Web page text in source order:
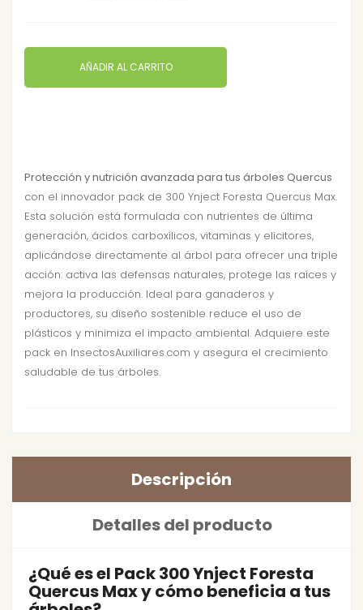
AÑADIR AL CARRITO
Protección y nutrición avanzada para tus árboles Quercus
con el innovador pack de 300 Ynject Foresta Quercus Max.
Esta solución está formulada con nutrientes de última
generación, ácidos carboxílicos, vitaminas y elicitores,
aplicándose directamente al árbol para ofrecer una triple
acción: activa las defensas naturales, protege las raíces y
mejora la producción. Ideal para ganaderos y
productores, su diseño sostenible reduce el uso de
plásticos y minimiza el impacto ambiental. Adquiere este
pack en InsectosAuxiliares.com y asegura el crecimiento
saludable de tus árboles.
Descripción
Detalles del producto
¿Qué es el Pack 300 Ynject Foresta
Quercus Max y cómo beneficia a tus